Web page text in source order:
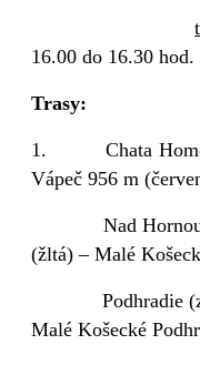
16.00 do 16.30 hod.
Trasy:
1.
Chata
Vápeč 956 m
Nad
(žltá) – Malé
Podhradie
Malé Košecké